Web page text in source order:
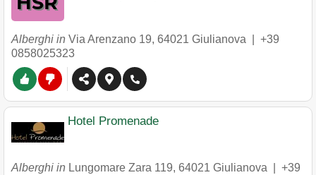
Alberghi in Via Arenzano 19, 64021 Giulianova
+39
0858025323
Hotel Promenade
Alberghi in Lungomare Zara 119, 64021 Giulianova
+39